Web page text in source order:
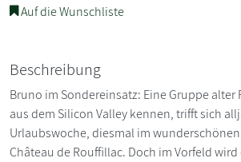
Auf die Wunschliste
Beschreibung
Bruno im Sondereinsatz: Eine Gruppe alter
aus dem Silicon Valley kennen, trifft sich
Urlaubswoche, diesmal im
Château de Rouffillac. Doch im Vorfeld